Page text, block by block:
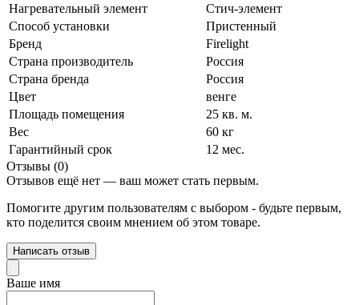
Нагревательный элемент
Стич-элемент
Способ установки
Пристенный
Бренд
Firelight
Страна производитель
Россия
Страна бренда
Россия
Цвет
венге
Площадь помещения
25 кв. м.
Вес
60 кг
Гарантийный срок
12 мес.
Отзывы (0)
Отзывов ещё нет — ваш может стать первым.
Помогите другим пользователям с выбором - будьте первым,
кто поделится своим мнением об этом товаре.
Написать отзыв
Ваше имя